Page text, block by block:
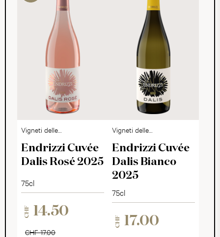
Vigneti delle
Dolomiti Rosato IGP
Endrizzi Cuvée
Dalis Rosé 2025
75cl
CHF 14.50
CHF 17.00
Vigneti delle
Dolomiti Bianco IGP
Endrizzi Cuvée
Dalis Bianco
2025
75cl
CHF 17.00